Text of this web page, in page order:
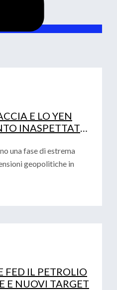
E LO YEN
INASPETTATO
una fase di estrema
geopolitiche in
FED IL PETROLIO
E NUOVI TARGET